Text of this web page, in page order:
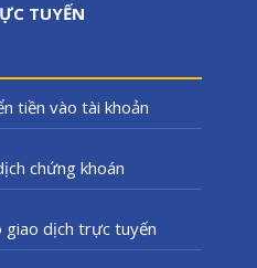
TUYẾN
tiền vào tài khoản
chứng khoán
giao dịch trực tuyến